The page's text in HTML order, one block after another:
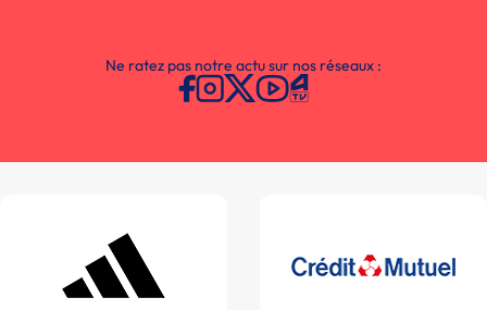
Ne ratez pas notre actu sur nos réseaux :